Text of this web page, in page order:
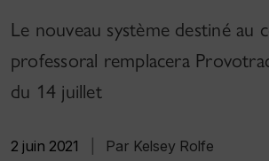
Le nouveau système destiné au
professoral remplacera
du 14 juillet
2 juin 2021 Par Kelsey Rolfe